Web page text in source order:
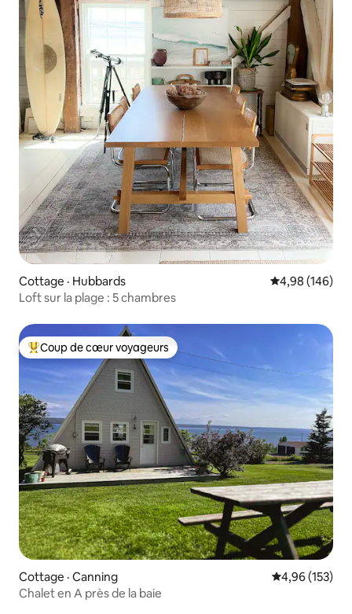
Cottage · Hubbards Note
4,98 (146)
Loft sur la plage : 5 chambres
Coup de cœur voyageurs parmi les plus aimés
Coup de cœur voyageurs
Cottage · Canning Note
4,96 (153)
Chalet en A près de la baie